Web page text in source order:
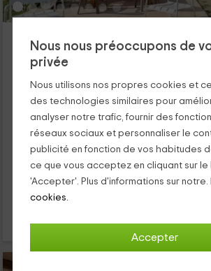
Nous nous préoccupons de
privée
Nous utilisons nos propres cookies et
des technologies similaires pour
analyser notre trafic, fournir des
réseaux sociaux et personnaliser le
publicité en fonction de vos habitudes
ce que vous acceptez en cliquant sur le
'Accepter'. Plus d'informations sur notre.
cookies.
Accepter
Arles, Bouches-du-Rhône
Louer en entier
3 chambres
6 personnes
2 salles de
Réservation directe
Annulation 7 jours avant